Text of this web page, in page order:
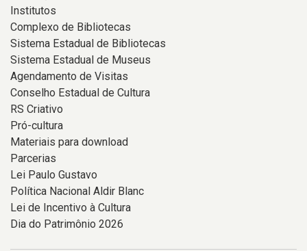
Eles
vestem
roupas
formais
predominantemente
pretas
e
tocam
diferentes
instrumentos,
como
violinos,
violas,
violoncelos,
uma
das
mãos
e
levanta
o
outro
braço
enquanto
conduz
uma
explicação
para
o
e
atravessando
grande
parte
da
imagem,
destacam-
se
os
galhos
finos
e
sem
folhas
Institutos
Complexo de Bibliotecas
Sistema Estadual de Bibliotecas
Sistema Estadual de Museus
Agendamento de Visitas
Conselho Estadual de Cultura
RS Criativo
Pró-cultura
Materiais para download
Parcerias
Lei Paulo Gustavo
Política Nacional Aldir Blanc
Lei de Incentivo à Cultura
Dia do Patrimônio 2026